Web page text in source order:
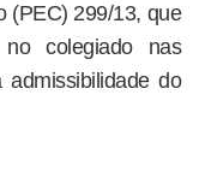
(PEC) 299/13, que
colegiado nas
do